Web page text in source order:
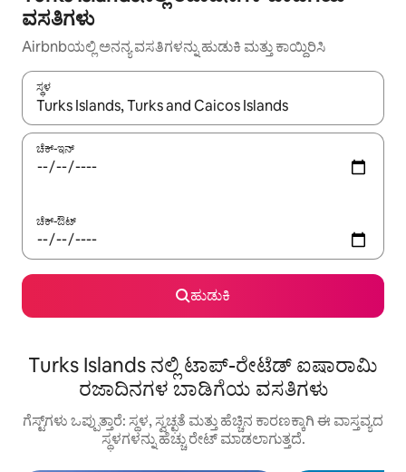
ವಸತಿಗಳು
Airbnbಯಲ್ಲಿ ಅನನ್ಯ ವಸತಿಗಳನ್ನು ಹುಡುಕಿ ಮತ್ತು ಕಾಯ್ದಿರಿಸಿ
ಸ್ಥಳ
ಫಲಿತಾಂಶಗಳು ಲಭ್ಯವಿರುವಾಗ, ಅಪ್ ಮತ್ತು ಡೌನ್ ಬಾಣದ ಕೀಲಿಗಳೊಂದಿಗೆ
ಚೆಕ್-ಇನ್
ಚೆಕ್-ಔಟ್
ಹುಡುಕಿ
Turks Islands ನಲ್ಲಿ ಟಾಪ್-ರೇಟೆಡ್ ಐಷಾರಾಮಿ
ರಜಾದಿನಗಳ ಬಾಡಿಗೆಯ ವಸತಿಗಳು
ಗೆಸ್ಟ್‌ಗಳು ಒಪ್ಪುತ್ತಾರೆ: ಸ್ಥಳ, ಸ್ವಚ್ಛತೆ ಮತ್ತು ಹೆಚ್ಚಿನ ಕಾರಣಕ್ಕಾಗಿ ಈ ವಾಸ್ತವ್ಯದ
ಸ್ಥಳಗಳನ್ನು ಹೆಚ್ಚು ರೇಟ್ ಮಾಡಲಾಗುತ್ತದೆ.